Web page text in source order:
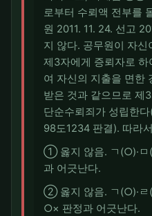
로부터 수뢰액 전부를
원 2011. 11. 24. 선고
지 않다. 공무원이 자신
제3자에게 증뢰자로
여 자신의 지출을 면한
받은 것과 같으므로 제
단순수뢰죄가 성립한
98도1234 판결). 따라
① 옳지 않음. ㄱ(○)·
과 어긋난다.
② 옳지 않음. ㄱ(○)·ㄹ
○× 판정과 어긋난다.